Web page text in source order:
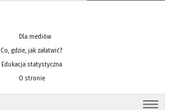
Dla mediów
Co, gdzie, jak załatwić?
Edukacja statystyczna
O stronie